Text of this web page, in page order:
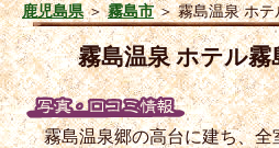
鹿児島県＞霧島市＞霧島温泉 ホ
霧島温泉 ホテル
霧島温泉郷の高台に建ち、全